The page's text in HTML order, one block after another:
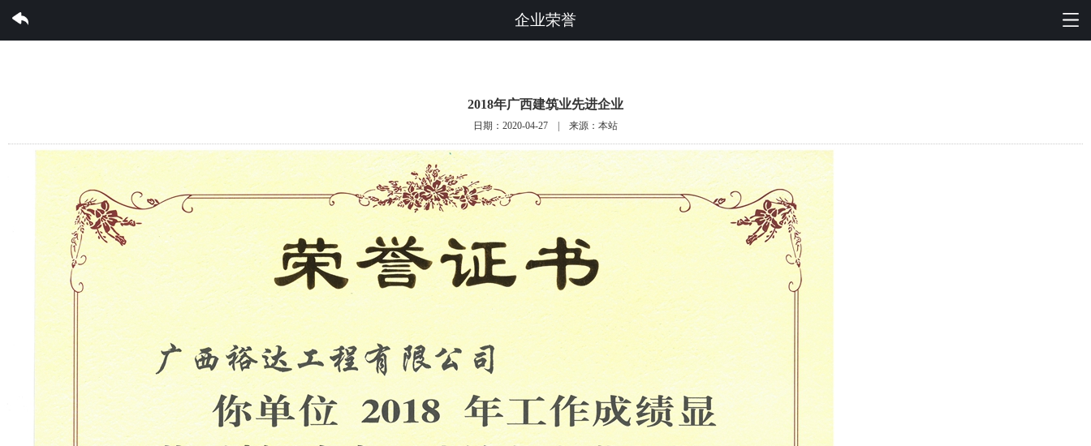
完美集团有限公司 企业荣誉
2018年广西建筑业先进企业
日期：2020-04-27 | 来源：本站